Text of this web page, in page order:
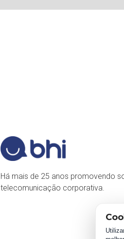
Há mais de 25 anos promovendo
telecomunicação corporativa.